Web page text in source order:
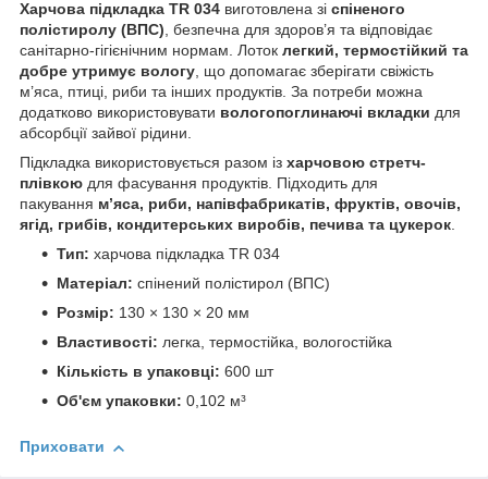
Харчова підкладка TR 034 виготовлена зі спіненого
полістиролу (ВПС), безпечна для здоров’я та відповідає
санітарно-гігієнічним нормам. Лоток легкий, термостійкий та
добре утримує вологу, що допомагає зберігати свіжість
м’яса, птиці, риби та інших продуктів. За потреби можна
додатково використовувати вологопоглинаючі вкладки для
абсорбції зайвої рідини.
Підкладка використовується разом із харчовою стретч-
плівкою для фасування продуктів. Підходить для
пакування м’яса, риби, напівфабрикатів, фруктів, овочів,
ягід, грибів, кондитерських виробів, печива та цукерок.
Тип: харчова підкладка TR 034
Матеріал: спінений полістирол (ВПС)
Розмір: 130 × 130 × 20 мм
Властивості: легка, термостійка, вологостійка
Кількість в упаковці: 600 шт
Об'єм упаковки: 0,102 м³
Приховати